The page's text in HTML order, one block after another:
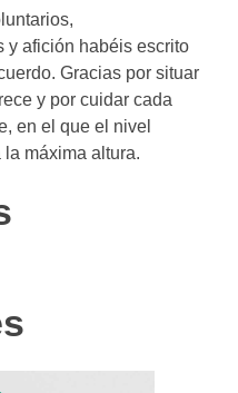
y afición habéis escrito
Gracias por situar
y por cuidar cada
en el que el nivel
máxima altura.